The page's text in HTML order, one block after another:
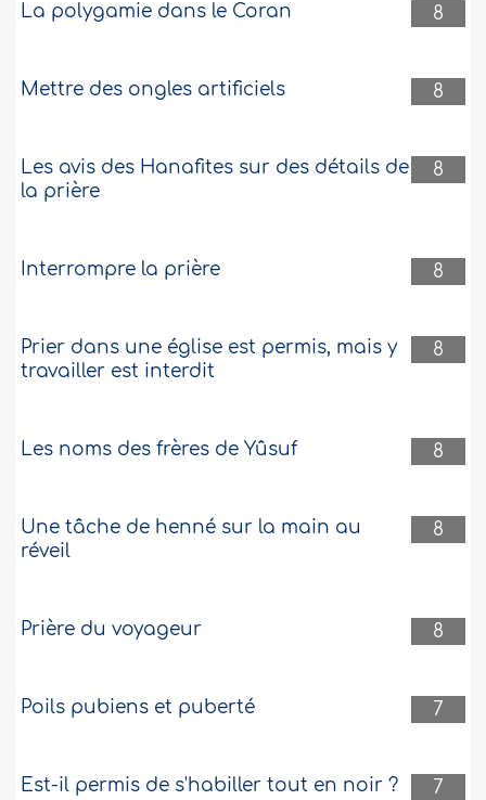
8
La polygamie dans le Coran
8
Mettre des ongles artificiels
8
Les avis des Hanafites sur des détails de
la prière
8
Interrompre la prière
8
Prier dans une église est permis, mais y
travailler est interdit
8
Les noms des frères de Yûsuf
8
Une tâche de henné sur la main au
réveil
8
Prière du voyageur
7
Poils pubiens et puberté
7
Est-il permis de s'habiller tout en noir ?